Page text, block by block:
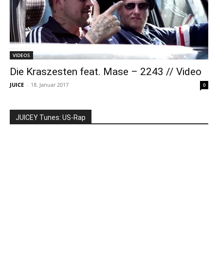
VIDEOS
Die Kraszesten feat. Mase – 2243 // Video
JUICE - 18. Januar 2017 0
JUICEY Tunes: US-Rap